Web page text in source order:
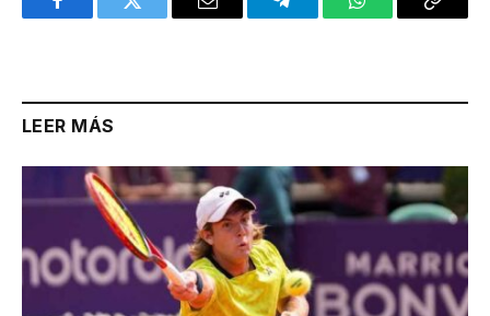
FacebookTwitter Email TelegramWhatsAppCopy
LEER MÁS